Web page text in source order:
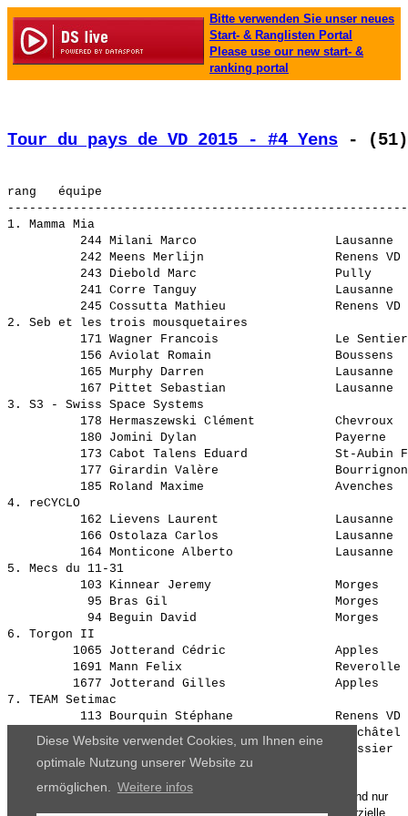
Diese Website verwendet Cookies, um Ihnen eine
optimale Nutzung unserer Website zu
ermöglichen.
Weitere infos
Bitte verwenden Sie unser neues
Start- & Ranglisten Portal
Please use our new start- &
ranking portal
Tour du pays de VD 2015 - #4 Yens - (51)
rang   équipe
1. Mamma Mia
244 Milani Marco                   Lausanne
242 Meens Merlijn                  Renens
243 Diebold Marc                   Pully
241 Corre Tanguy                   Lausanne
245 Cossutta Mathieu               Renens
2. Seb et les trois mousquetaires
171 Wagner Francois                Le
156 Aviolat Romain                 Boussens
165 Murphy Darren                  Lausanne
167 Pittet Sebastian               Lausanne
3. S3 - Swiss Space Systems
178 Hermaszewski Clément           Chevroux
180 Jomini Dylan                   Payerne
173 Cabot Talens Eduard            St-Aubin
177 Girardin Valère
185 Roland Maxime                  Avenches
4. reCYCLO
162 Lievens Laurent                Lausanne
166 Ostolaza Carlos                Lausanne
164 Monticone Alberto              Lausanne
5. Mecs du 11-31
103 Kinnear Jeremy                 Morges
95 Bras Gil                       Morges
94 Beguin David                   Morges
6. Torgon II
1065 Jotterand Cédric               Apples
1691 Mann Felix
1677 Jotterand Gilles               Apples
7. TEAM Setimac
113 Bourquin Stéphane              Renens
115 Mercati Sylvain
Die Ergebnisse, das Bildmaterial und das weitere Datenmaterial sind nur
für den persönlichen Gebrauch zur Verfügung gestellt. Die kommerzielle